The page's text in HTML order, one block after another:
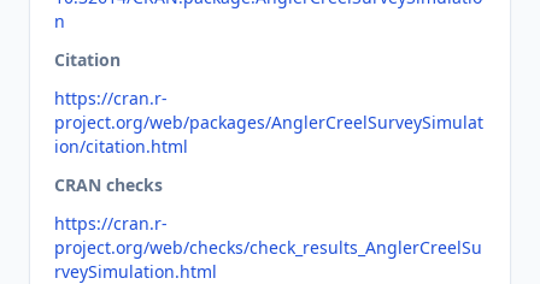
n
Citation
https://cran.r-
project.org/web/packages/AnglerCreelSurveySimulat
ion/citation.html
CRAN checks
https://cran.r-
project.org/web/checks/check_results_AnglerCreelSu
rveySimulation.html